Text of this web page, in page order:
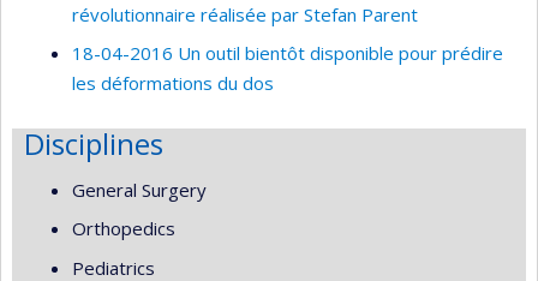
révolutionnaire réalisée par Stefan Parent
18-04-2016 Un outil bientôt disponible pour prédire
les déformations du dos
Disciplines
General Surgery
Orthopedics
Pediatrics